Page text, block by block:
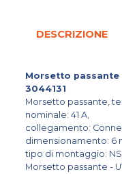
DESCRIZIONE
Morsetto passante
3044131
Morsetto passante,
nominale: 41 A,
collegamento:
dimensionamento: 6
tipo di montaggio: NS
Morsetto passante -